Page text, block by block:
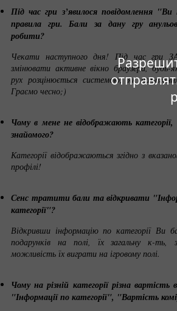
Під час гри з’явилося повідомлення
правила гри. Бали за дану гру
робити?
Чекати наступного дня! Під час гри
змінювати активне вікно браузера, будь-
рух розцінюється системою, як
Граємо чесно;)
Чому в мене не відображають
знайомого?
Категорії відображаються згідно з
профілі!
Сенс тратити бали та відкривати
категорії"?
Відкривши інформацію по категорії Ви
подарунків на полі, їх загальну к-ть,
можливість їх виграти на ігровому полі.
Чому на різній категорії різна вартість
"Інформації по категорії", "Вартість